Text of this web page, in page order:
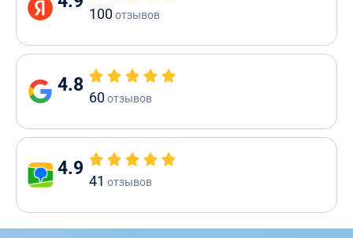
100отзывов
4.8
60отзывов
4.9
41 отзывов